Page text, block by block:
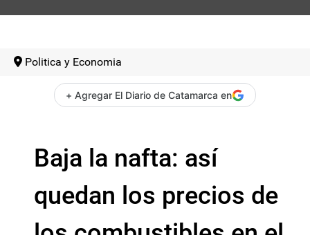
Politica y Economia
+ Agregar El Diario de Catamarca en
Baja la nafta: así
quedan los precios de